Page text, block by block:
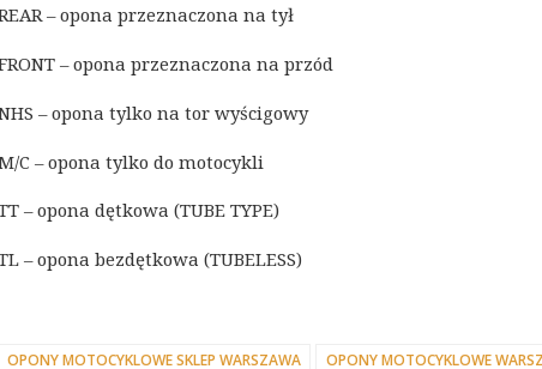
– opona przeznaczona na tył
– opona przeznaczona na przód
– opona tylko na tor wyścigowy
C – opona tylko do motocykli
– opona dętkowa (TUBE TYPE)
– opona bezdętkowa (TUBELESS)
OPONY MOTOCYKLOWE SKLEP WARSZAWA OPONY MOTOCYKLOWE